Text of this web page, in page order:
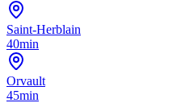
Saint-Herblain
40min
Orvault
45min